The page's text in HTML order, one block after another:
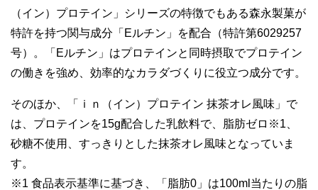
（イン）プロテイン」シリーズの特徴でもある森永製菓が
特許を持つ関与成分「Eルチン」を配合（特許第6029257
号）。「Eルチン」はプロテインと同時摂取でプロテイン
の働きを強め、効率的なカラダづくりに役立つ成分です。
そのほか、「ｉｎ（イン）プロテイン 抹茶オレ風味」で
は、プロテインを15g配合した乳飲料で、脂肪ゼロ※1、
砂糖不使用、すっきりとした抹茶オレ風味となっていま
す。
※1 食品表示基準に基づき、「脂肪0」は100ml当たりの脂